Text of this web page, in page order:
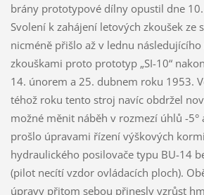
brány prototypové dílny opustil dne
Svolení k zahájení letových zkoušek ze
nicméně přišlo až v lednu
zkouškami proto prototyp „SI-10“
14. únorem a 25. dubnem roku 1953.
téhož roku tento stroj navíc obdržel
možné měnit náběh v rozmezí úhlů -5°
prošlo úpravami řízení výškových
hydraulického posilovače typu BU-14
(pilot necítí vzdor ovládacích ploch).
úpravy přitom sebou přinesly vzrůst